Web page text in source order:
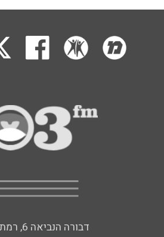
דבורה הנביאה 6, רמת השרון